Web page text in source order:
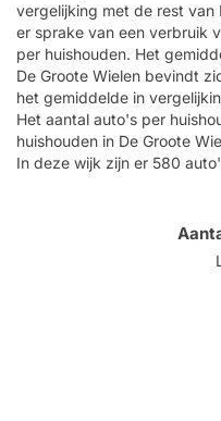
vergelijking met de rest
er sprake van een verbruik
per huishouden. Het
De Groote Wielen bevindt
het gemiddelde in
Het aantal auto's per
huishouden in De Groote
In deze wijk zijn er 580